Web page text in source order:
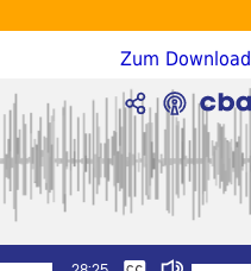
Zum Download